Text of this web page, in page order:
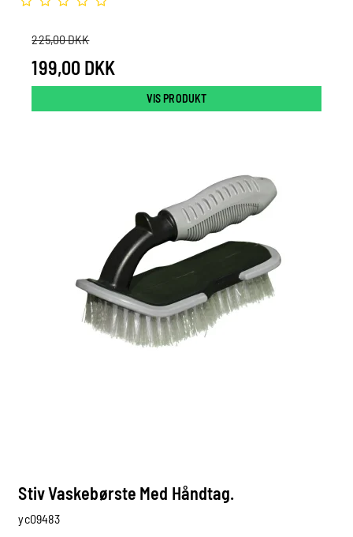
225,00 DKK
199,00 DKK
VIS PRODUKT
Stiv Vaskebørste Med Håndtag.
yc09483